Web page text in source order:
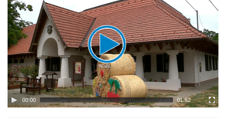
Player
00:00 01:52